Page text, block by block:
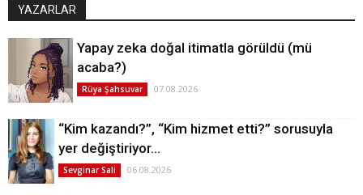
YAZARLAR
Yapay zeka doğal itimatla görüldü (mü
acaba?)
Rüya Şahsuvar 07.08.2026
“Kim kazandı?”, “Kim hizmet etti?” sorusuyla
yer değiştiriyor…
Sevginar Sali 06.08.2026